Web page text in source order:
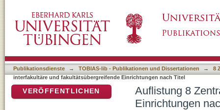
Publikationsdienste → TOBIAS-lib - Publikationen und Dissertationen →
8
interfakultäre und fakultätsübergreifende Einrichtungen nach Titel
Auflistung 8
Einrichtungen
VERÖFFENTLICHEN